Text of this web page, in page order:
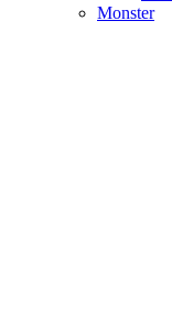
Monster